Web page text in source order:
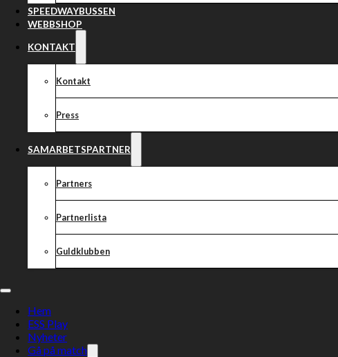
SPEEDWAYBUSSEN
WEBBSHOP
KONTAKT
Kontakt
Press
SAMARBETSPARTNER
Partners
Partnerlista
Guldklubben
Hem
ESS Play
Nyheter
Gå på match